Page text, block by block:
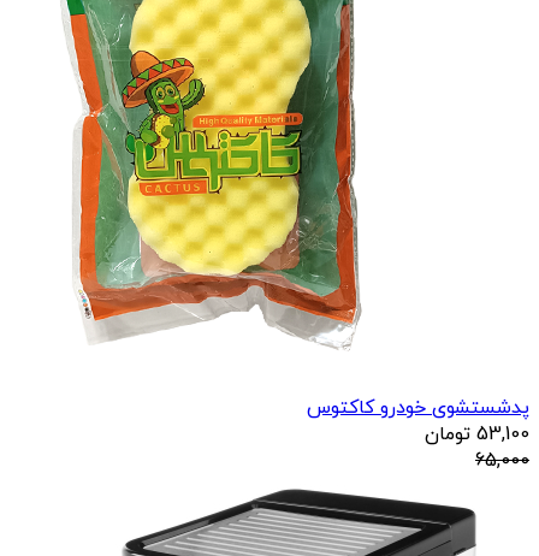
پدشستشوی خودرو کاکتوس
53,100 تومان
65,000